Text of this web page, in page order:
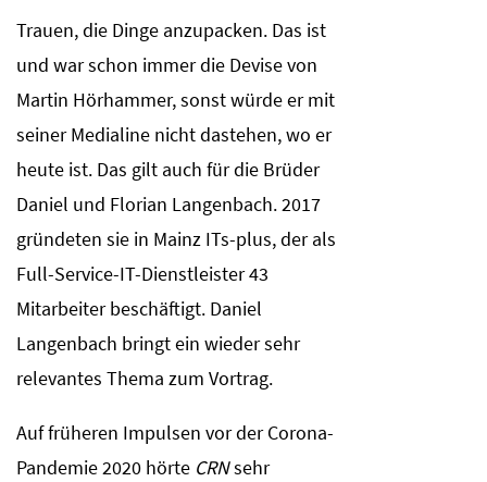
Trauen, die Dinge anzupacken. Das ist
und war schon immer die Devise von
Martin Hörhammer, sonst würde er mit
seiner Medialine nicht dastehen, wo er
heute ist. Das gilt auch für die Brüder
Daniel und Florian Langenbach. 2017
gründeten sie in Mainz ITs-plus, der als
Full-Service-IT-Dienstleister 43
Mitarbeiter beschäftigt. Daniel
Langenbach bringt ein wieder sehr
relevantes Thema zum Vortrag.
Auf früheren Impulsen vor der Corona-
Pandemie 2020 hörte CRNsehr